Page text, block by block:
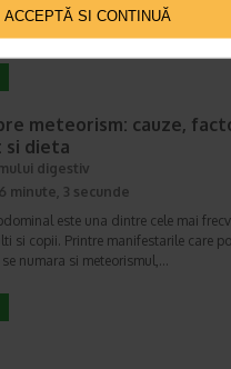
ACCEPTĂ SI CONTINUĂ
cand nu au consumat o cantitate
meteorism: cauze,
dieta
digestiv
6 minute, 3 secunde
este una dintre cele mai
si copii. Printre manifestarile care
numara si meteorismul,…